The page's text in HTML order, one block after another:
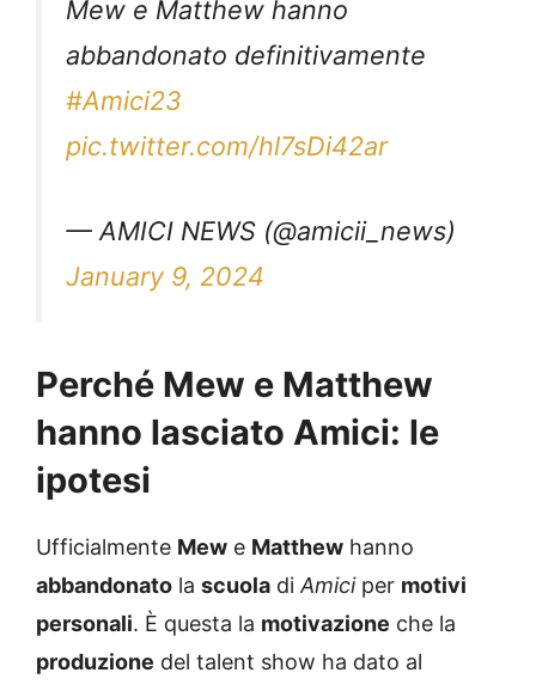
abbandonato definitivamente
#Amici23
pic.twitter.com/hl7sDi42ar
— AMICI NEWS (@amicii_news)
January 9, 2024
Perché Mew e Matthew
hanno lasciato Amici: le
ipotesi
Ufficialmente Mew Matthew
hanno
abbandonato
la scuola di Amiciper
motivi
personali . È questa la motivazione
che la
produzione
del talent show ha dato al